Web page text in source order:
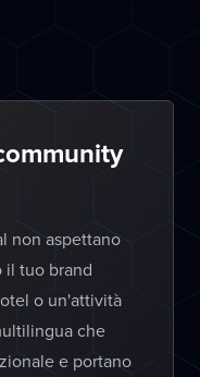
non aspettano
tuo brand
o un'attività
che
e portano